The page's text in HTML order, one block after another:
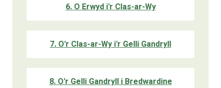
6. O Erwyd i'r Clas-ar-Wy
7. O'r Clas-ar-Wy i'r Gelli Gandryll
8. O'r Gelli Gandryll i Bredwardine